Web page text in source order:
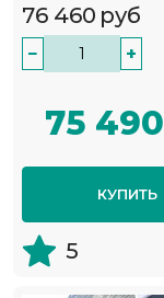
76 460 руб
− +
75 490
КУПИТЬ
5